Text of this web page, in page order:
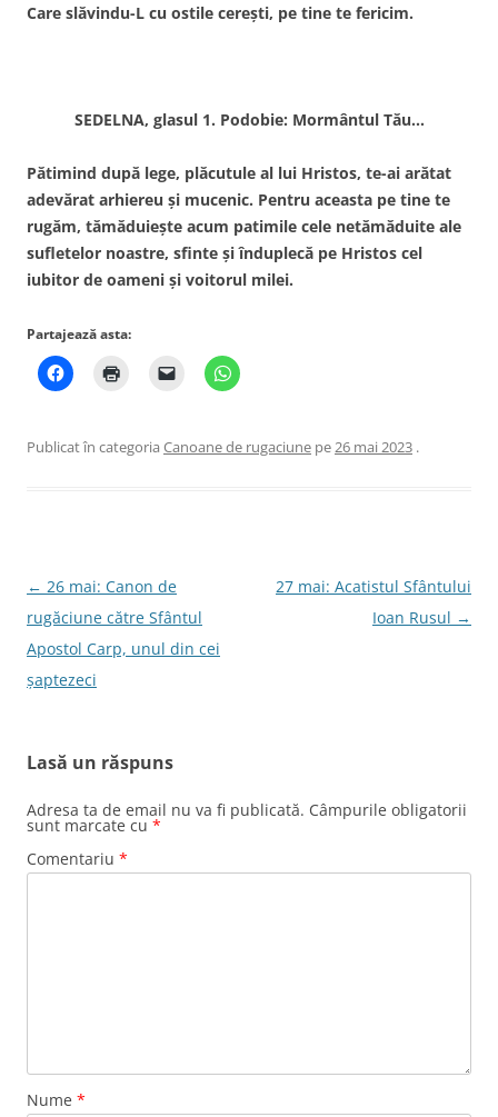
Care slăvindu-L cu ostile cereşti, pe tine te fericim.
SEDELNA, glasul 1. Podobie: Mormântul Tău…
Pătimind după lege, plăcutule al lui Hristos, te-ai arătat
adevărat arhiereu şi mucenic. Pentru aceasta pe tine te
rugăm, tămăduieşte acum patimile cele netămăduite ale
sufletelor noastre, sfinte şi înduplecă pe Hristos cel
iubitor de oameni şi voitorul milei.
Partajează asta:
Publicat în categoria Canoane de rugaciune pe26 mai 2023 .
Navigare
în
articole
← 26 mai: Canon de
rugăciune către Sfântul
Apostol Carp, unul din cei
şaptezeci
27 mai: Acatistul Sfântului
Ioan Rusul →
Lasă un răspuns
Adresa ta de email nu va fi publicată. Câmpurile obligatorii
sunt marcate cu *
Comentariu *
Nume *